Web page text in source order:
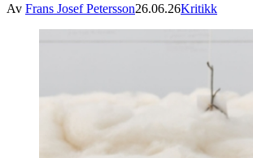
Av Frans Josef Petersson26.06.26Kritikk